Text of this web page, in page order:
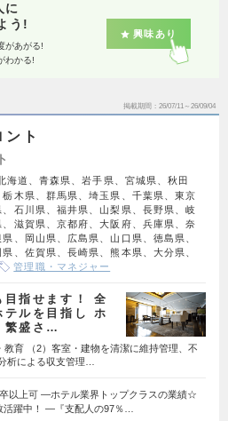
に
う!
があがる!
わかる!
興味あり
掲載期間 26/07/11～26/09/04
ト
海道、青森県、岩手県、宮城県、秋田
木県、群馬県、埼玉県、千葉県、東京
石川県、福井県、山梨県、長野県、岐
滋賀県、京都府、大阪府、兵庫県、奈
、岡山県、広島県、山口県、徳島県、
、佐賀県、長崎県、熊本県、大分県、
管理職・マネジャー
目指せます！ 全
テルを目指し ホ
繁盛さ…
教育 （2）客室・建物を清潔に維持管理、不
析による収支管理…
以上可 ―ホテル業界トップクラスの業績☆
躍中！ ―『支配人の97％…